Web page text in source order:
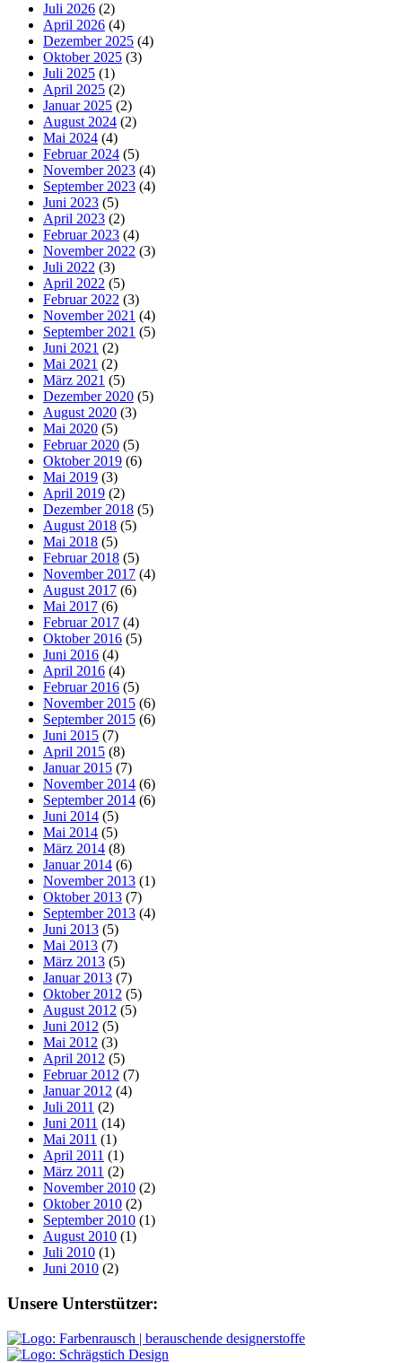
Juli 2026 (2)
April 2026 (4)
Dezember 2025 (4)
Oktober 2025 (3)
Juli 2025 (1)
April 2025 (2)
Januar 2025 (2)
August 2024 (2)
Mai 2024 (4)
Februar 2024 (5)
November 2023 (4)
September 2023 (4)
Juni 2023 (5)
April 2023 (2)
Februar 2023 (4)
November 2022 (3)
Juli 2022 (3)
April 2022 (5)
Februar 2022 (3)
November 2021 (4)
September 2021 (5)
Juni 2021 (2)
Mai 2021 (2)
März 2021 (5)
Dezember 2020 (5)
August 2020 (3)
Mai 2020 (5)
Februar 2020 (5)
Oktober 2019 (6)
Mai 2019 (3)
April 2019 (2)
Dezember 2018 (5)
August 2018 (5)
Mai 2018 (5)
Februar 2018 (5)
November 2017 (4)
August 2017 (6)
Mai 2017 (6)
Februar 2017 (4)
Oktober 2016 (5)
Juni 2016 (4)
April 2016 (4)
Februar 2016 (5)
November 2015 (6)
September 2015 (6)
Juni 2015 (7)
April 2015 (8)
Januar 2015 (7)
November 2014 (6)
September 2014 (6)
Juni 2014 (5)
Mai 2014 (5)
März 2014 (8)
Januar 2014 (6)
November 2013 (1)
Oktober 2013 (7)
September 2013 (4)
Juni 2013 (5)
Mai 2013 (7)
März 2013 (5)
Januar 2013 (7)
Oktober 2012 (5)
August 2012 (5)
Juni 2012 (5)
Mai 2012 (3)
April 2012 (5)
Februar 2012 (7)
Januar 2012 (4)
Juli 2011 (2)
Juni 2011 (14)
Mai 2011 (1)
April 2011 (1)
März 2011 (2)
November 2010 (2)
Oktober 2010 (2)
September 2010 (1)
August 2010 (1)
Juli 2010 (1)
Juni 2010 (2)
Footer
Unsere Unterstützer: